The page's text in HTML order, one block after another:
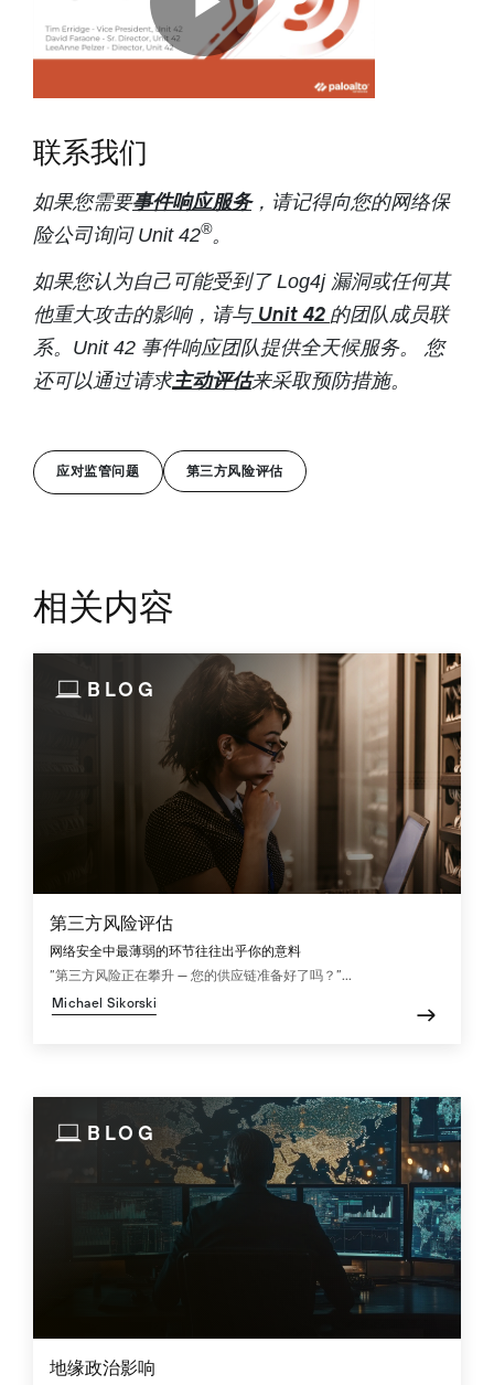
联系我们
如果您需要事件响应服务，请记得向您的网络保
险公司询问 Unit 42®。
如果您认为自己可能受到了 Log4j 漏洞或任何其
他重大攻击的影响，请与Unit 42 的团队成员联
系。Unit 42 事件响应团队提供全天候服务。 您
还可以通过请求主动评估来采取预防措施。
应对监管问题 第三方风险评估
相关内容
BLOG
第三方风险评估
网络安全中最薄弱的环节往往出乎你的意料
“第三方风险正在攀升 — 您的供应链准备好了吗？”...
Michael Sikorski
BLOG
地缘政治影响